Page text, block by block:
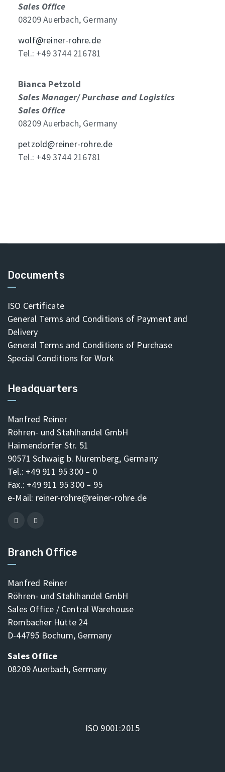
Sales Office
08209 Auerbach, Germany
wolf@reiner-rohre.de
Tel.: +49 3744 216781
Bianca Petzold
Sales Manager/ Purchase and Logistics
Sales Office
08209 Auerbach, Germany
petzold@reiner-rohre.de
Tel.: +49 3744 216781
Documents
ISO Certificate
General Terms and Conditions of Payment and
Delivery
General Terms and Conditions of Purchase
Special Conditions for Work
Headquarters
Manfred Reiner
Röhren- und Stahlhandel GmbH
Haimendorfer Str. 51
90571 Schwaig b. Nuremberg, Germany
Tel.: +49 911 95 300 – 0
Fax.: +49 911 95 300 – 95
e-Mail: reiner-rohre@reiner-rohre.de
Branch Office
Manfred Reiner
Röhren- und Stahlhandel GmbH
Sales Office / Central Warehouse
Rombacher Hütte 24
D-44795 Bochum, Germany
Sales Office
08209 Auerbach, Germany
ISO 9001:2015